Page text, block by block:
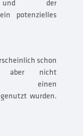
und der
potenzielles
schon
aber nicht
einen
wurden.